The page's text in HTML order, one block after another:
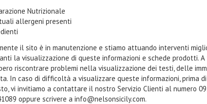
Nutrizionale
allergeni presenti
il sito è in manutenzione e stiamo attuando interventi
la visualizzazione di queste informazioni e schede prodotti.
riscontrare problemi nella visualizzazione dei testi, delle
In caso di difficoltà a visualizzare queste informazioni, prima
vi invitiamo a contattare il nostro Servizio Clienti al numero
oppure scrivere a info@nelsonsicily.com.